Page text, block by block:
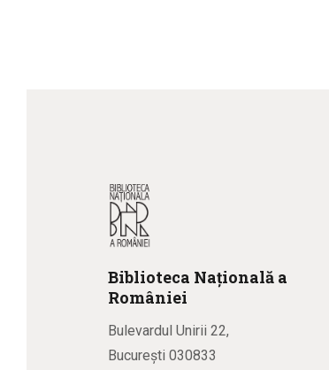
Biblioteca Națională a
României
Bulevardul Unirii 22,
București 030833